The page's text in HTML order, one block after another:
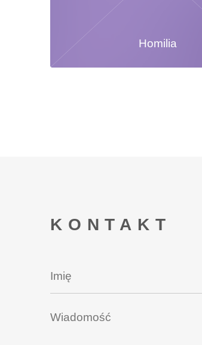
Homilia
KONTAKT